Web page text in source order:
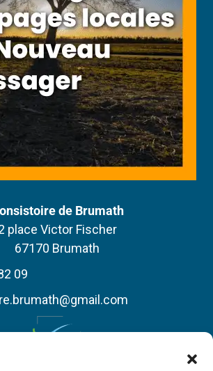
de Brumath
place Victor Fischer
67170 Brumath
09